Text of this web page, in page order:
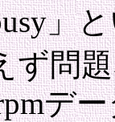
」
ず問
デ